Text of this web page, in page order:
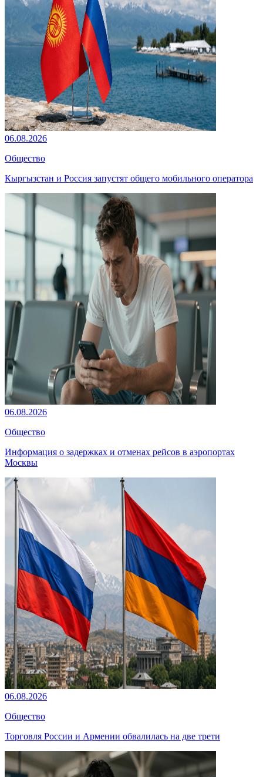
06.08.2026
Общество
Кыргызстан и Россия запустят общего мобильного оператора
06.08.2026
Общество
Информация о задержках и отменах рейсов в аэропортах
Москвы
06.08.2026
Общество
Торговля России и Армении обвалилась на две трети